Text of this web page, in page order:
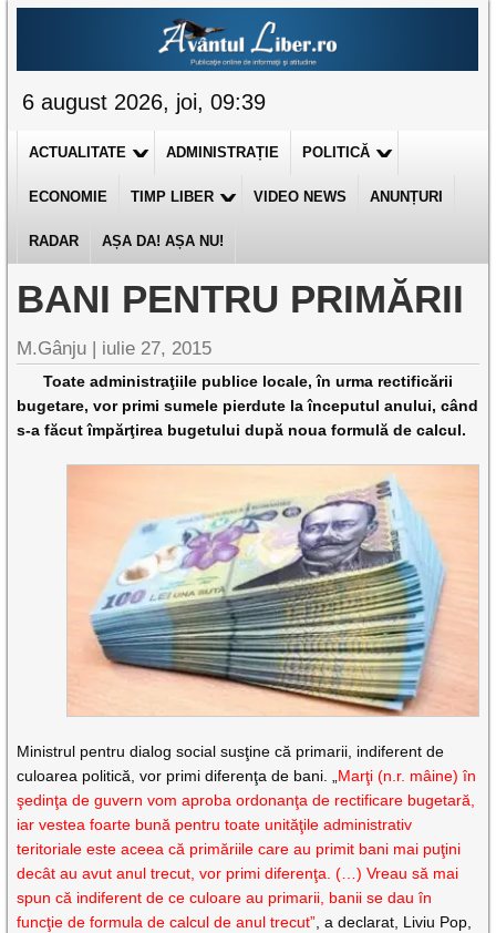
6 august 2026, joi, 09:39
ACTUALITATE ADMINISTRAȚIE POLITICĂ
ECONOMIE TIMP LIBER VIDEO NEWS ANUNȚURI
RADAR AȘA DA! AȘA NU!
BANI PENTRU PRIMĂRII
M.Gânju | iulie 27, 2015
Toate administraţiile publice locale, în urma rectificării
bugetare, vor primi sumele pierdute la începutul anului, când
s-a făcut împărţirea bugetului după noua formulă de calcul.
Ministrul pentru dialog social susţine că primarii, indiferent de
culoarea politică, vor primi diferenţa de bani. „Marţi (n.r. mâine) în
şedinţa de guvern vom aproba ordonanţa de rectificare bugetară,
iar vestea foarte bună pentru toate unităţile administrativ
teritoriale este aceea că primăriile care au primit bani mai puţini
decât au avut anul trecut, vor primi diferenţa. (…) Vreau să mai
spun că indiferent de ce culoare au primarii, banii se dau în
funcţie de formula de calcul de anul trecut”, a declarat, Liviu Pop,